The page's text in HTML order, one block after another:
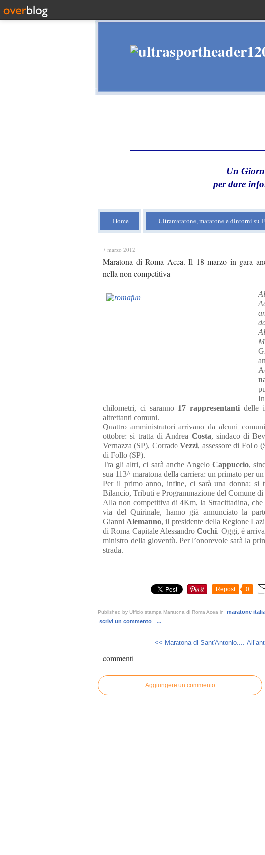
Un
per dare
Home Ultramaratone, maratone e dintorni su
7 marzo 2012
Maratona di Roma Acea. Il 18 marzo in gara
nella non competitiva
chilometri, ci saranno 17 rappresentantidelle
altrettanti comuni.
Quattro amministratori arrivano da alcuni
ottobre: si tratta di Andrea Costa, sindaco di
Vernazza (SP), CorradoVezzi, assessore di Follo
di Follo (SP).
Tra gli altri, ci sarà anche Angelo Cappuccio,
sua 113^ maratona della carriera: un primato per
Per il primo anno, infine, ci sarà una donna: si
Bilancio, Tributi e Programmazione del Comune
Alla non competitiva di 4Km, la Stracittadina, che
via del Quirinale, hanno già annunciato la
Gianni Alemanno, il presidente della Regione
di Roma Capitale AlessandroCochi. Oggi, è
ministro della gioventù. Per l’onorevole sarà la
strada.
Repost 0
Published by Ufficio stampa Maratona di Roma Acea in
maratone
scrivi un commento
…
<< Maratona di Sant'Antonio....
commenti
Aggiungere un commento